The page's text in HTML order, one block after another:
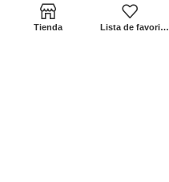
Política Propiedad intelectual
Tienda Lista de favoritos